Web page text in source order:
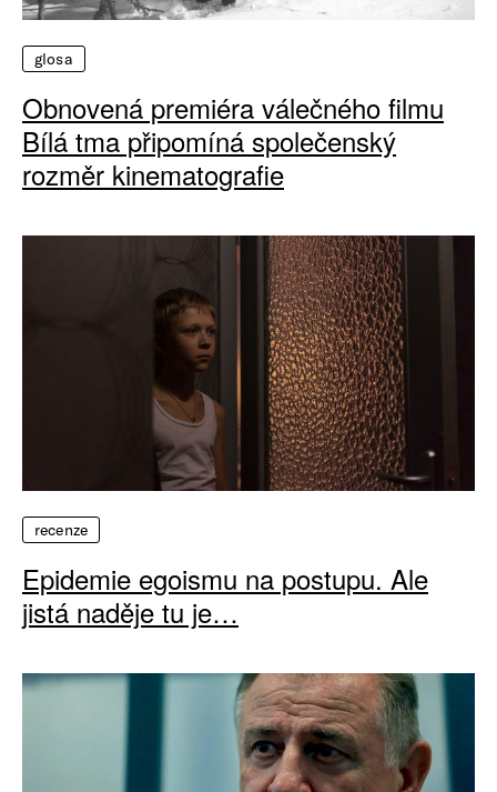
glosa
Obnovená premiéra válečného filmu
Bílá tma připomíná společenský
rozměr kinematografie
recenze
Epidemie egoismu na postupu. Ale
jistá naděje tu je…